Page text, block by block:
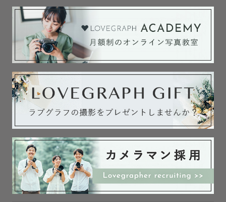
この度は私のカメラマンページをご覧いただきありがとう
ございます  :))
minu と申します🌿
写真を撮ること、旅すること、お話すること、運動するこ
と、お花と音楽が大好きです !!
﹋﹋﹋﹋﹋﹋﹋﹋﹋﹋﹋﹋﹋﹋
《  🌱 撮 影 に か け て い る 想 い  》
⚪️今しか残せない姿を写真と思い出で残したい
⚪️何度も見返したくなるような幸せが詰まった写真をお届
けしたい
⚪️その日一日を楽しい記憶にしてほしい !!
... こんな想いをもって撮影しています 。